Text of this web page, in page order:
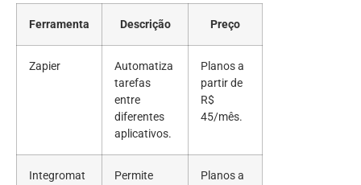
Ferramenta Descrição Preço
Zapier
Automatiza
tarefas
entre
diferentes
aplicativos.
Planos a
partir de
R$
45/mês.
Integromat
Permite
Planos a